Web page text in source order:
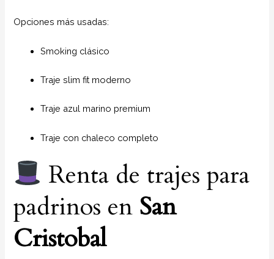
Opciones más usadas:
Smoking clásico
Traje slim fit moderno
Traje azul marino premium
Traje con chaleco completo
Renta de trajes para
padrinos en San
Cristobal